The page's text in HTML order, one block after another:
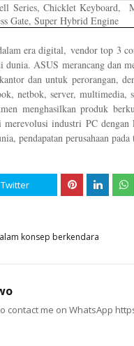
Series, Chicklet Keyboard,
Gate, Super Hybrid Engine
era digital, vendor top 3
dunia. ASUS merancang dan
dan untuk perorangan,
netbok, server,
menghasilkan produk
merevolusi industri PC
pendapatan perusahaan
Twitter
konsep berkendara
contact me on WhatsApp